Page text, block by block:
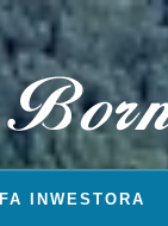
INWESTORA